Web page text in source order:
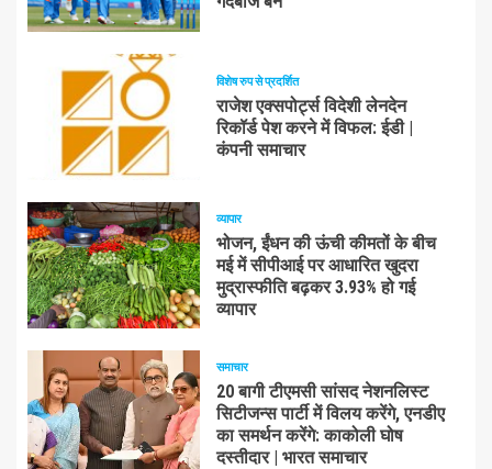
विशेष रुप से प्रदर्शित
राजेश एक्सपोर्ट्स विदेशी लेनदेन
रिकॉर्ड पेश करने में विफल: ईडी |
कंपनी समाचार
व्यापार
भोजन, ईंधन की ऊंची कीमतों के बीच
मई में सीपीआई पर आधारित खुदरा
मुद्रास्फीति बढ़कर 3.93% हो गई
व्यापार
समाचार
20 बागी टीएमसी सांसद नेशनलिस्ट
सिटीजन्स पार्टी में विलय करेंगे, एनडीए
का समर्थन करेंगे: काकोली घोष
दस्तीदार | भारत समाचार